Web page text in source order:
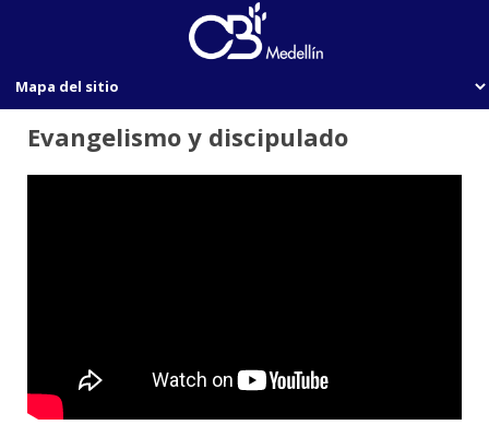
Evangelismo y discipulado